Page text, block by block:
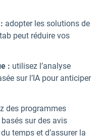
adopter les solutions de
peut réduire vos
: utilisez l’analyse
sur l’IA pour anticiper
des programmes
sur des avis
temps et d’assurer la